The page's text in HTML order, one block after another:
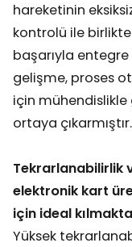
hareketinin
kontrolü ile
başarıyla entegre
gelişme, proses
için
ortaya çıkarmıştır.
Tekrarlanabilirlik
elektronik kart
için ideal
Yüksek